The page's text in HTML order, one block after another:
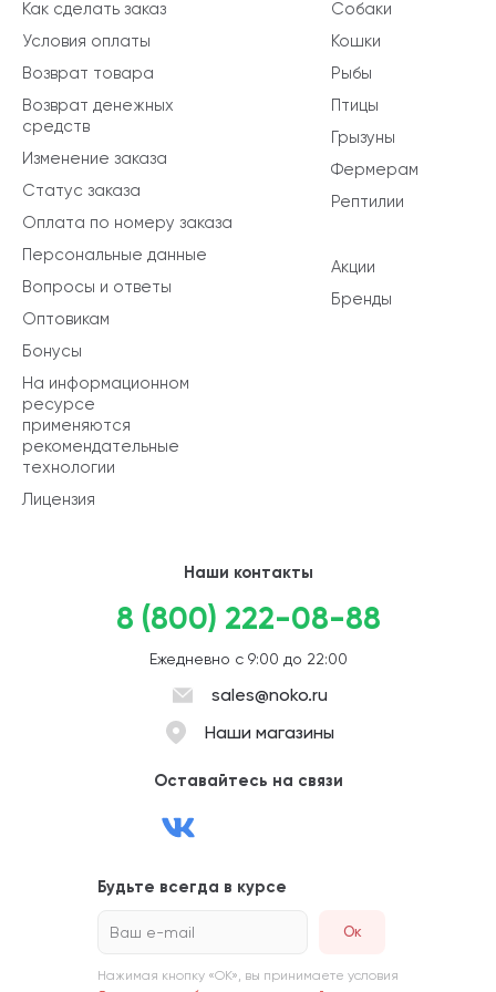
Собаки
Кошки
Рыбы
Птицы
Грызуны
Фермерам
Рептилии
Акции
Бренды
Как сделать заказ
Условия оплаты
Возврат товара
Возврат денежных
средств
Изменение заказа
Статус заказа
Оплата по номеру заказа
Персональные данные
Вопросы и ответы
Оптовикам
Бонусы
На информационном
ресурсе
применяются
рекомендательные
технологии
Лицензия
Наши контакты
8 (800) 222-08-88
Ежедневно с 9:00 до 22:00
sales@noko.ru
Наши магазины
Оставайтесь на связи
Будьте всегда в курсе
Ваш e-mail
Нажимая кнопку «ОК», вы принимаете условия